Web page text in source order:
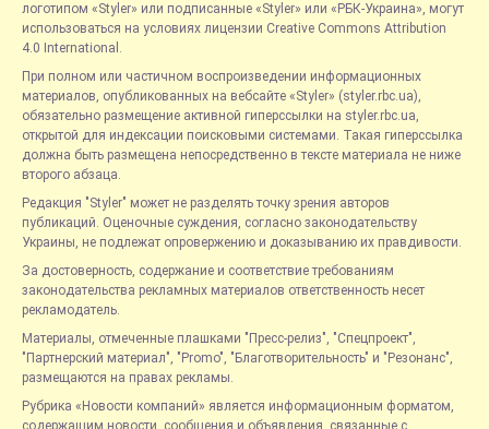
логотипом «Styler» или подписанные «Styler» или «РБК-Украина», могут
использоваться на условиях лицензии Creative Commons Attribution
4.0 International.
При полном или частичном воспроизведении информационных
материалов, опубликованных на вебсайте «Styler» (styler.rbc.ua),
обязательно размещение активной гиперссылки на styler.rbc.ua,
открытой для индексации поисковыми системами. Такая гиперссылка
должна быть размещена непосредственно в тексте материала не ниже
второго абзаца.
Редакция "Styler" может не разделять точку зрения авторов
публикаций. Оценочные суждения, согласно законодательству
Украины, не подлежат опровержению и доказыванию их правдивости.
За достоверность, содержание и соответствие требованиям
законодательства рекламных материалов ответственность несет
рекламодатель.
Материалы, отмеченные плашками "Пресс-релиз", "Спецпроект",
"Партнерский материал", "Promo", "Благотворительность" и "Резонанс",
размещаются на правах рекламы.
Рубрика «Новости компаний» является информационным форматом,